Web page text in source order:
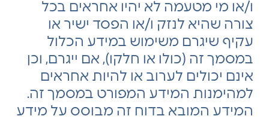
ו/או מי מטעמה לא יהיו אחראים בכל
צורה שהיא לנזק ו/או הפסד ישיר או
עקיף שיגרם משימוש במידע הכלול
במסמך זה (כולו או חלקו), אם ייגרם, וכן
אינם יכולים לערוב או להיות אחראים
למהימנות המידע המפורט במסמך זה.
המידע המובא בדוח זה מבוסס על מידע